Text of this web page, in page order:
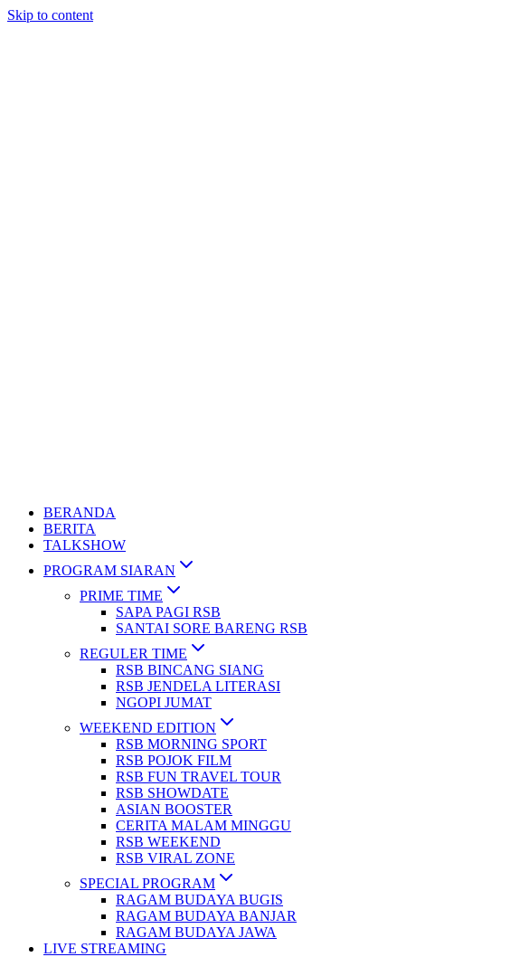
Skip to content
BERANDA
BERITA
TALKSHOW
PROGRAM SIARAN
PRIME TIME
SAPA PAGI RSB
SANTAI SORE BARENG RSB
REGULER TIME
RSB BINCANG SIANG
RSB JENDELA LITERASI
NGOPI JUMAT
WEEKEND EDITION
RSB MORNING SPORT
RSB POJOK FILM
RSB FUN TRAVEL TOUR
RSB SHOWDATE
ASIAN BOOSTER
CERITA MALAM MINGGU
RSB WEEKEND
RSB VIRAL ZONE
SPECIAL PROGRAM
RAGAM BUDAYA BUGIS
RAGAM BUDAYA BANJAR
RAGAM BUDAYA JAWA
LIVE STREAMING